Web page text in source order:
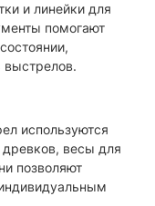
и линейки для
помогают
выстрелов.
используются
весы для
позволяют